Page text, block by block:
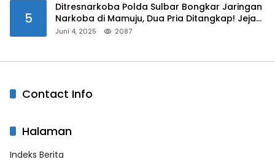
5
Ditresnarkoba Polda Sulbar Bongkar Jaringan
Narkoba di Mamuju, Dua Pria Ditangkap! Jejak
Juni 4, 2025 2087
Contact Info
Halaman
Indeks Berita